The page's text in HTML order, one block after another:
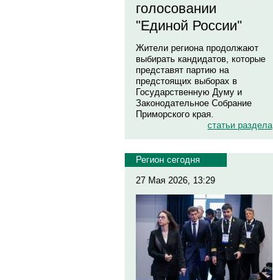
голосовании
"Единой России"
Жители региона продолжают
выбирать кандидатов, которые
представят партию на
предстоящих выборах в
Государственную Думу и
Законодательное Собрание
Приморского края.
статьи раздела
Регион сегодня
27 Мая 2026, 13:29